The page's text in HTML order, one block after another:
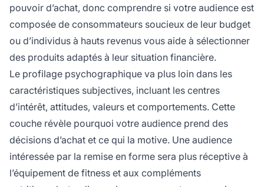
pouvoir d’achat, donc comprendre si votre audience est
composée de consommateurs soucieux de leur budget
ou d’individus à hauts revenus vous aide à sélectionner
des produits adaptés à leur situation financière.
Le profilage psychographique va plus loin dans les
caractéristiques subjectives, incluant les centres
d’intérêt, attitudes, valeurs et comportements. Cette
couche révèle pourquoi votre audience prend des
décisions d’achat et ce qui la motive. Une audience
intéressée par la remise en forme sera plus réceptive à
l’équipement de fitness et aux compléments